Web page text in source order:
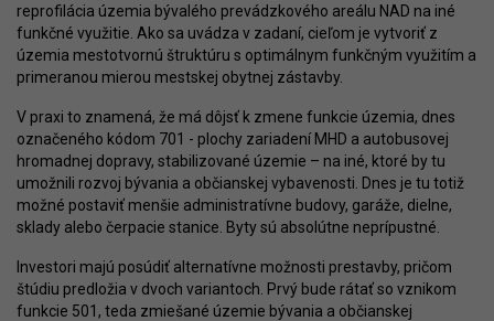
reprofilácia územia bývalého prevádzkového areálu NAD na iné
funkčné využitie. Ako sa uvádza v zadaní, cieľom je vytvoriť z
územia mestotvornú štruktúru s optimálnym funkčným využitím a
primeranou mierou mestskej obytnej zástavby.
V praxi to znamená, že má dôjsť k zmene funkcie územia, dnes
označeného kódom 701 - plochy zariadení MHD a autobusovej
hromadnej dopravy, stabilizované územie – na iné, ktoré by tu
umožnili rozvoj bývania a občianskej vybavenosti. Dnes je tu totiž
možné postaviť menšie administratívne budovy, garáže, dielne,
sklady alebo čerpacie stanice. Byty sú absolútne neprípustné.
Investori majú posúdiť alternatívne možnosti prestavby, pričom
štúdiu predložia v dvoch variantoch. Prvý bude rátať so vznikom
funkcie 501, teda zmiešané územie bývania a občianskej